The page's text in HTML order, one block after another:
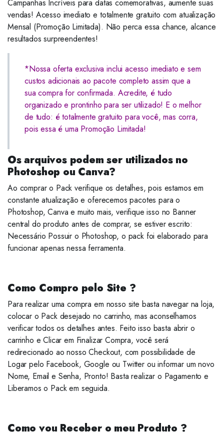
Campanhas Incríveis para datas comemorativas, aumente suas
vendas! Acesso imediato e totalmente gratuito com atualização
Mensal (Promoção Limitada). Não perca essa chance, alcance
resultados surpreendentes!
*Nossa oferta exclusiva inclui acesso imediato e sem
custos adicionais ao pacote completo assim que a
sua compra for confirmada. Acredite, é tudo
organizado e prontinho para ser utilizado! E o melhor
de tudo: é totalmente gratuito para você, mas corra,
pois essa é uma Promoção Limitada!
Os arquivos podem ser utilizados no
Photoshop ou Canva?
Ao comprar o Pack verifique os detalhes, pois estamos em
constante atualização e oferecemos pacotes para o
Photoshop, Canva e muito mais, verifique isso no Banner
central do produto antes de comprar, se estiver escrito:
Necessário Possuir o Photoshop, o pack foi elaborado para
funcionar apenas nessa ferramenta.
Como Compro pelo Site ?
Para realizar uma compra em nosso site basta navegar na loja,
colocar o Pack desejado no carrinho, mas aconselhamos
verificar todos os detalhes antes. Feito isso basta abrir o
carrinho e Clicar em Finalizar Compra, você será
redirecionado ao nosso Checkout, com possibilidade de
Logar pelo Facebook, Google ou Twitter ou informar um novo
Nome, Email e Senha, Pronto! Basta realizar o Pagamento e
Liberamos o Pack em seguida.
Como vou Receber o meu Produto ?